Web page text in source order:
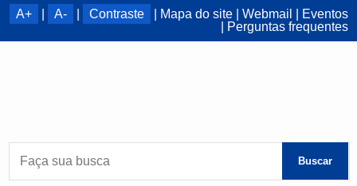
A+ A- Contraste Mapa do site| Webmail
Eventos
Perguntas frequentes
Buscar